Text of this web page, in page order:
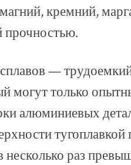
кремний,
прочностью.
—
могут только
алюминиевых
тугоплавкой
несколько раз